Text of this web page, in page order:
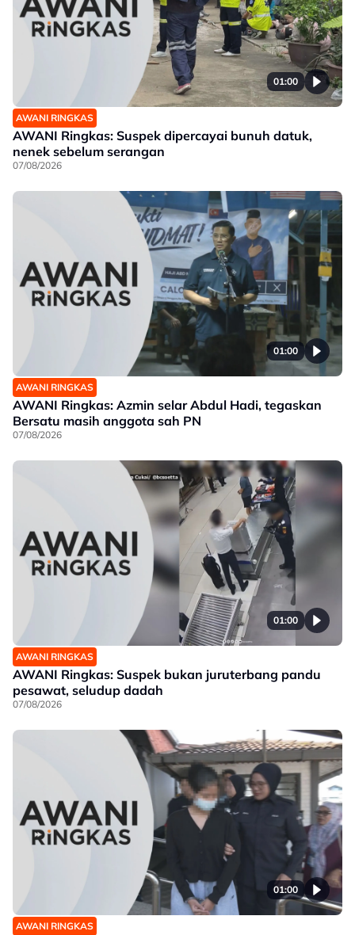
01:00
AWANI RINGKAS
AWANI Ringkas: Suspek dipercayai bunuh datuk,
nenek sebelum serangan
07/08/2026
01:00
AWANI RINGKAS
AWANI Ringkas: Azmin selar Abdul Hadi, tegaskan
Bersatu masih anggota sah PN
07/08/2026
01:00
AWANI RINGKAS
AWANI Ringkas: Suspek bukan juruterbang pandu
pesawat, seludup dadah
07/08/2026
01:00
AWANI RINGKAS